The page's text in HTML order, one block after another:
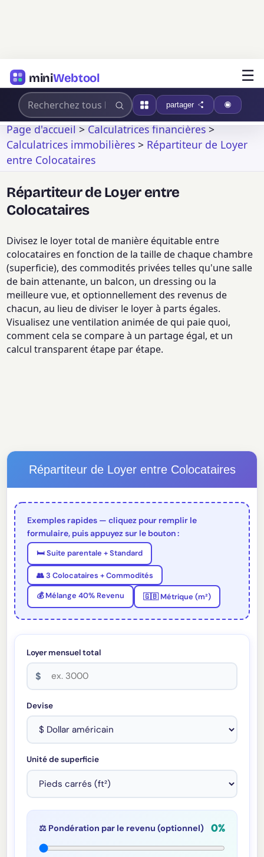
miniWebtool ☰
partager
Page d'accueil>Calculatrices financières>
Calculatrices immobilières > Répartiteur de Loyer
entre Colocataires
Répartiteur de Loyer entre
Colocataires
Divisez le loyer total de manière équitable entre
colocataires en fonction de la taille de chaque chambre
(superficie), des commodités privées telles qu'une salle
de bain attenante, un balcon, un dressing ou la
meilleure vue, et optionnellement des revenus de
chacun, au lieu de diviser le loyer à parts égales.
Visualisez une ventilation animée de qui paie quoi,
comment cela se compare à un partage égal, et un
calcul transparent étape par étape.
Répartiteur de Loyer entre Colocataires
Exemples rapides — cliquez pour remplir le
formulaire, puis appuyez sur le bouton :
🛏 Suite parentale + Standard
👥 3 Colocataires + Commodités
💰 Mélange 40% Revenu 🇬🇧 Métrique (m²)
Loyer mensuel total
$
Devise
Unité de superficie
⚖️ Pondération par le revenu (optionnel) 0%